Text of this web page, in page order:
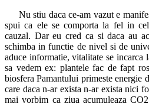
Nu stiu daca ce-am vazut e
spui ca ele se comporta la fel in
cauzal. Dar eu cred ca si daca au
schimba in functie de nivel si de
aduce informatie, vitalitate se incarca
sa vedem ex: plantele fac de fapt
biosfera Pamantului primeste energie
care daca n-ar exista n-ar exista nici
mai vorbim ca ziua acumuleaza